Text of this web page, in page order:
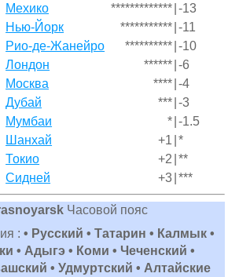
Мехико
************* -13
Нью-Йорк
*********** -11
Рио-де-Жанейро
********** -10
Лондон
****** -6
Москва
**** -4
Дубай
*** -3
Мумбаи
* -1.5
Шанхай
+1 *
Токио
+2 **
Сидней
+3 ***
Часовой пояс
: • Русский • Татарин • Калмык •
• Адыгэ • Коми • Чеченский •
• Удмуртский • Алтайские